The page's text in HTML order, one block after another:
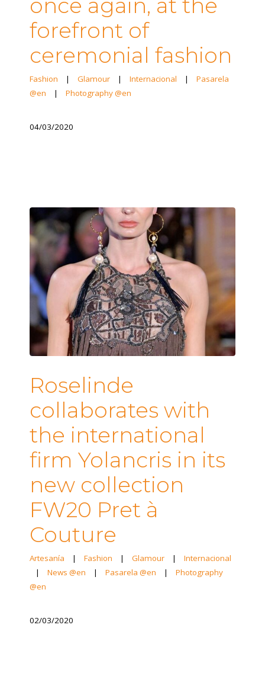
once again, at the
forefront of
ceremonial fashion
Fashion | Glamour | Internacional |
Pasarela
@en
| Photography @en
04/03/2020
Roselinde
collaborates with
the international
firm Yolancris in its
new collection
FW20 Pret à
Couture
Artesanía | Fashion | Glamour |
Internacional
|
News @en | Pasarela @en |
Photography
@en
02/03/2020